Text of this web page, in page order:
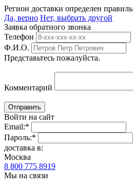
Регион доставки определен
Да, верно Нет, выбрать другой
Заявка обратного звонка
Телефон
Ф.И.О.
Представьтесь пожалуйста.
Комментарий
Войти на сайт
Email:*
Пароль:*
доставка в:
Москва
8 800 775 8919
Мы на связи